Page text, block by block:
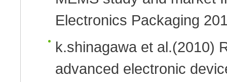
Electronics Packaging
k.shinagawa et al.(2010)
advanced electronic